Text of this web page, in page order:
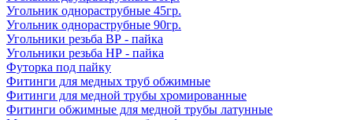
Угольник однораструбные 45гр.
Угольник однораструбные 90гр.
Угольники резьба ВР - пайка
Угольники резьба НР - пайка
Футорка под пайку
Фитинги для медных труб обжимные
Фитинги для медной трубы хромированные
Фитинги обжимные для медной трубы латунные